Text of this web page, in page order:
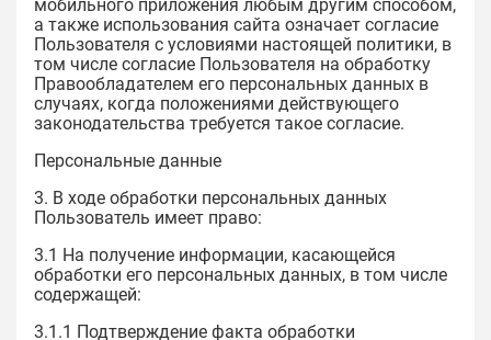
мобильного приложения любым другим способом,
а также использования сайта означает согласие
Пользователя с условиями настоящей политики, в
том числе согласие Пользователя на обработку
Правообладателем его персональных данных в
случаях, когда положениями действующего
законодательства требуется такое согласие.
Персональные данные
3. В ходе обработки персональных данных
Пользователь имеет право:
3.1 На получение информации, касающейся
обработки его персональных данных, в том числе
содержащей:
3.1.1 Подтверждение факта обработки